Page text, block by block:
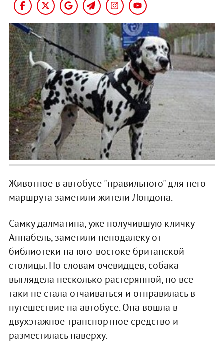
Животное в автобусе "правильного" для него
маршрута заметили жители Лондона.
Самку далматина, уже получившую кличку
Аннабель, заметили неподалеку от
библиотеки на юго-востоке британской
столицы. По словам очевидцев, собака
выглядела несколько растерянной, но все-
таки не стала отчаиваться и отправилась в
путешествие на автобусе. Она вошла в
двухэтажное транспортное средство и
разместилась наверху.